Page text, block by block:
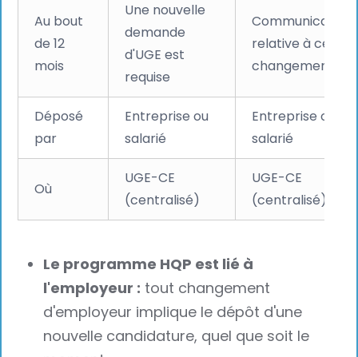
Au bout
de 12
mois
Une nouvelle
demande
d'UGE est
requise
Communication
relative à ce
changement
Déposé
par
Entreprise ou
salarié
Entreprise ou
salarié
Où
UGE-CE
(centralisé)
UGE-CE
(centralisé)
Le programme HQP est lié à
l'employeur : tout changement
d'employeur implique le dépôt d'une
nouvelle candidature, quel que soit le